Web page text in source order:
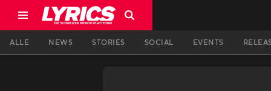
ALLE NEWS STORIES SOCIAL EVENTS